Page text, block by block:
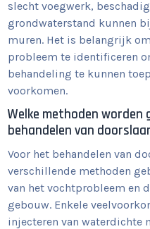
slecht voegwerk,
grondwaterstand kunnen
muren. Het is belangrijk
probleem te identificeren
behandeling te kunnen
voorkomen.
Welke methoden worden
behandelen van
Voor het behandelen van
verschillende methoden
van het vochtprobleem en
gebouw. Enkele
injecteren van waterdichte